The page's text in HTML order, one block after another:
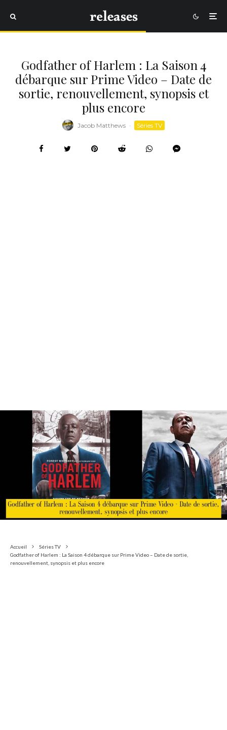
Godfather of Harlem : La Saison 4
débarque sur Prime Video – Date de
sortie, renouvellement, synopsis et
plus encore
Jacob Matthews · Séries TV
Accueil
Séries TV
Godfather of Harlem : La Saison 4 débarque sur Prime Video – Date de sortie,
renouvellement, synopsis et plus encore